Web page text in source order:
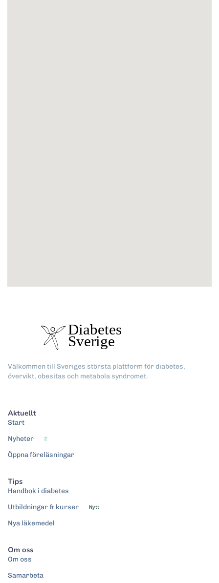
Välkommen till Sveriges största plattform för diabetes,
övervikt, obesitas och metabola syndromet.
Aktuellt
Start
Nyheter
2
Öppna föreläsningar
Tips
Handbok i diabetes
Utbildningar & kurser
Nytt
Nya läkemedel
Om oss
Om oss
Samarbeta